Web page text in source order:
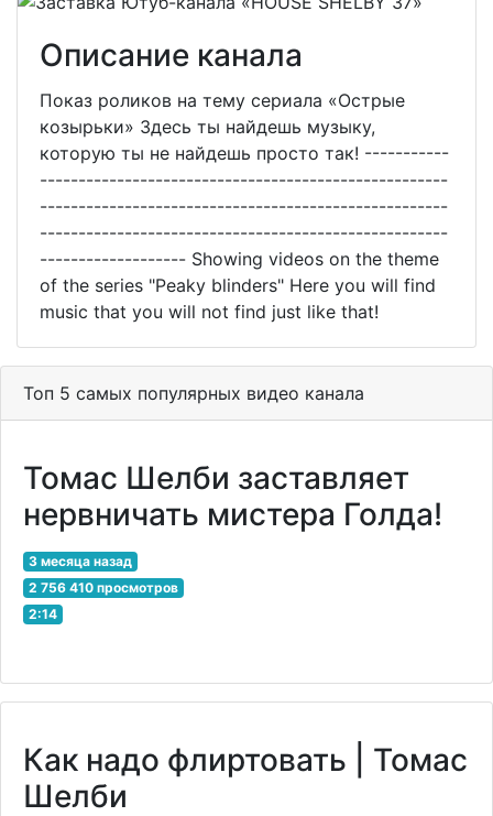
Описание канала
Показ роликов на тему сериала «Острые
козырьки» Здесь ты найдешь музыку,
которую ты не найдешь просто так! -----------
-----------------------------------------------------
-----------------------------------------------------
-----------------------------------------------------
------------------- Showing videos on the theme
of the series "Peaky blinders" Here you will find
music that you will not find just like that!
Топ 5 самых популярных видео канала
Томас Шелби заставляет
нервничать мистера Голда!
3 месяца назад
2 756 410 просмотров
2:14
Как надо флиртовать | Томас
Шелби